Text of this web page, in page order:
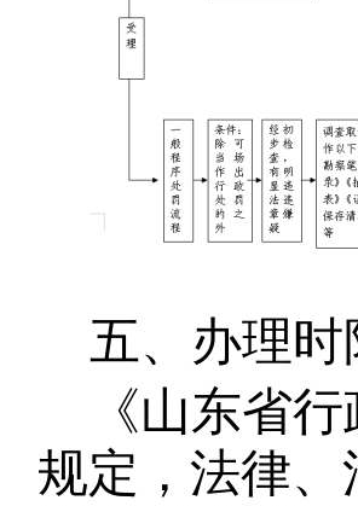
五、办理时
《山东省
规定，法律